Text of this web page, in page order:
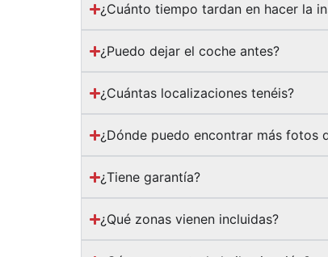
¿Cuánto tiempo tardan en hacer la
¿Puedo dejar el coche antes?
¿Cuántas localizaciones tenéis?
¿Dónde puedo encontrar más fotos
¿Tiene garantía?
¿Qué zonas vienen incluidas?